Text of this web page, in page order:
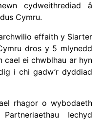
cydweithrediad â
Cymru.
effaith y Siarter
dros y 5 mlynedd
cael ei chwblhau ar hyn
i chi gadw’r dyddiad
rhagor o wybodaeth
Iechyd